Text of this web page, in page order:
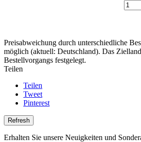
Preisabweichung durch unterschiedliche
möglich (aktuell: Deutschland). Das
Bestellvorgangs festgelegt.
Teilen
Teilen
Tweet
Pinterest
Erhalten Sie unsere Neuigkeiten und